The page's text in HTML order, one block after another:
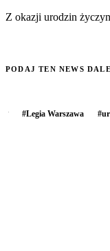
Z okazji urodzin
PODAJ TEN NEWS
#Legia Warszawa #